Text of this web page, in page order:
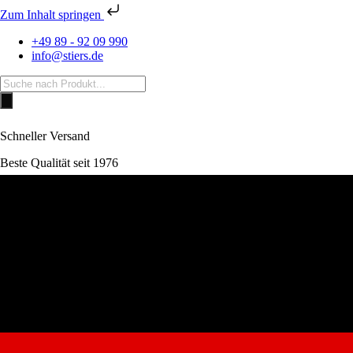
Zum Inhalt springen
+49 89 - 92 09 990
info@stiers.de
Products
search
Schneller Versand
Beste Qualität seit 1976